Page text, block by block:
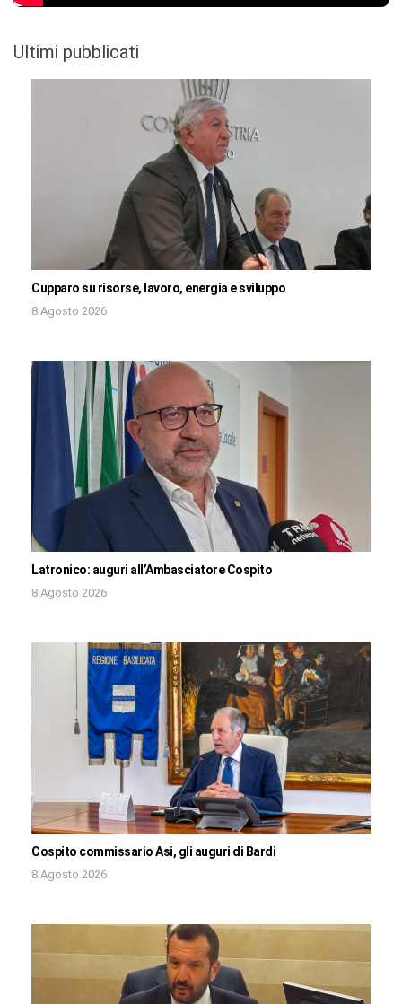
Ultimi pubblicati
Cupparo su risorse, lavoro, energia e sviluppo
8 Agosto 2026
Latronico: auguri all’Ambasciatore Cospito
8 Agosto 2026
Cospito commissario Asi, gli auguri di Bardi
8 Agosto 2026